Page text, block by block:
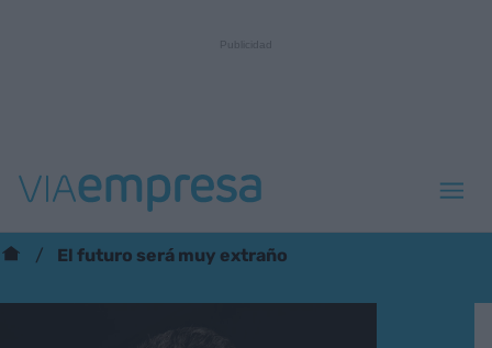
El futuro será muy extraño